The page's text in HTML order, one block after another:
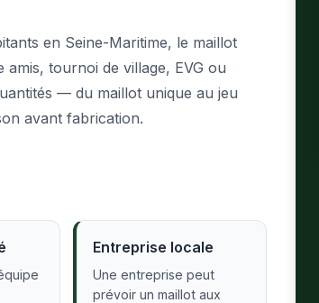
en Seine-Maritime, le maillot
tournoi de village, EVG ou
— du maillot unique au jeu
avant fabrication.
Entreprise locale
Une entreprise peut
prévoir un maillot aux